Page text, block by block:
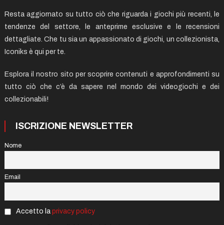
Resta aggiornato su tutto ciò che riguarda i giochi più recenti, le
tendenze del settore, le anteprime esclusive e le recensioni
dettagliate. Che tu sia un appassionato di giochi, un collezionista,
Iconiks è qui per te.
Esplora il nostro sito per scoprire contenuti e approfondimenti su
tutto ciò che c’è da sapere nel mondo dei videogiochi e dei
collezionabili!
ISCRIZIONE NEWSLETTER
Nome
Email
Accetto la privacy policy